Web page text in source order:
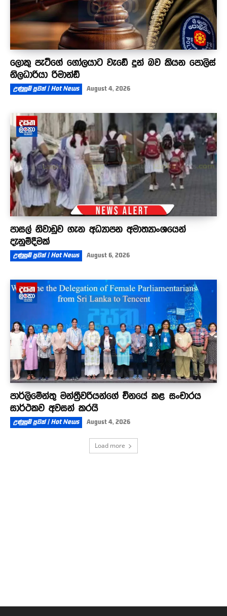
ලොකු පැටීගේ ගෝලයාට වැඩේ දුන් බව කියන පොලිස්
නිලධාරියා රිමාන්ඩ්
උණුසුම් පුවත් | Hot News August 4, 2026
පාසල් නිවාඩුව ගැන අධ්‍යාපන අමාත්‍යාංශයෙන්
දැනුම්දීමක්
උණුසුම් පුවත් | Hot News August 6, 2026
පාර්ලිමේන්තු මන්ත්‍රීවරියන්ගේ චීනයේ කළ සංචාරය
සාර්ථකව අවසන් කරයි
උණුසුම් පුවත් | Hot News August 4, 2026
Load more